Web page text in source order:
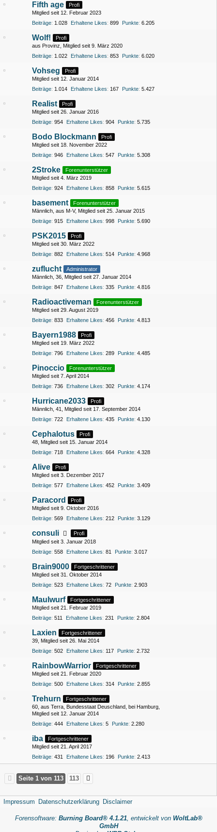
Fifth age
Profi
Mitglied seit 12. Februar 2023
Beiträge 1.028 Erhaltene Likes 899 Punkte 6.205
Wolf!
Profi
aus Provinz Mitglied seit 9. März 2020
Beiträge 1.022 Erhaltene Likes 853 Punkte 6.020
Vohseg
Profi
Mitglied seit 12. Januar 2014
Beiträge 1.014 Erhaltene Likes 167 Punkte 5.427
Realist
Profi
Mitglied seit 26. Januar 2016
Beiträge 954 Erhaltene Likes 904 Punkte 5.735
Bodo Blockmann
Profi
Mitglied seit 18. November 2022
Beiträge 946 Erhaltene Likes 547 Punkte 5.308
2Stroke
Forenunterstützer
Mitglied seit 4. März 2019
Beiträge 924 Erhaltene Likes 858 Punkte 5.615
basement
Forenunterstützer
Männlich aus M-V Mitglied seit 25. Januar 2015
Beiträge 915 Erhaltene Likes 998 Punkte 5.690
PSK2015
Profi
Mitglied seit 30. März 2022
Beiträge 882 Erhaltene Likes 514 Punkte 4.968
zuflucht
Administrator
Männlich 36 Mitglied seit 27. Januar 2014
Beiträge 847 Erhaltene Likes 335 Punkte 4.816
Radioactiveman
Forenunterstützer
Mitglied seit 29. August 2019
Beiträge 833 Erhaltene Likes 456 Punkte 4.813
Bayern1988
Profi
Mitglied seit 19. März 2022
Beiträge 796 Erhaltene Likes 289 Punkte 4.485
Pinoccio
Forenunterstützer
Mitglied seit 7. April 2014
Beiträge 736 Erhaltene Likes 302 Punkte 4.174
Hurricane2033
Profi
Männlich 41
Mitglied seit 17. September 2014
Beiträge 722 Erhaltene Likes 435 Punkte 4.130
Cephalotus
Profi
48 Mitglied seit 15. Januar 2014
Beiträge 718 Erhaltene Likes 664 Punkte 4.328
Alive
Profi
Mitglied seit 3. Dezember 2017
Beiträge 577 Erhaltene Likes 452 Punkte 3.409
Paracord
Profi
Mitglied seit 9. Oktober 2016
Beiträge 569 Erhaltene Likes 212 Punkte 3.129
consuli
Profi
Mitglied seit 3. Januar 2018
Beiträge 558 Erhaltene Likes 81 Punkte 3.017
Brain9000
Fortgeschrittener
Mitglied seit 31. Oktober 2014
Beiträge 523 Erhaltene Likes 72 Punkte 2.903
Maulwurf
Fortgeschrittener
Mitglied seit 21. Februar 2019
Beiträge 511 Erhaltene Likes 231 Punkte 2.804
Laxien
Fortgeschrittener
39 Mitglied seit 26. Mai 2014
Beiträge 502 Erhaltene Likes 117 Punkte 2.732
RainbowWarrior
Fortgeschrittener
Mitglied seit 21. Februar 2020
Beiträge 500 Erhaltene Likes 314 Punkte 2.855
Trehurn
Fortgeschrittener
60 aus Terra, Bundesstaat Deuschland, bei Hamburg
Mitglied seit 12. Januar 2014
Beiträge 444 Erhaltene Likes 5 Punkte 2.280
iba
Fortgeschrittener
Mitglied seit 21. April 2017
Beiträge 431 Erhaltene Likes 196 Punkte 2.413
Seite 1 von 113 113
Impressum Datenschutzerklärung Disclaimer
Forensoftware: Burning Board® 4.1.21, entwickelt von WoltLab®
GmbH